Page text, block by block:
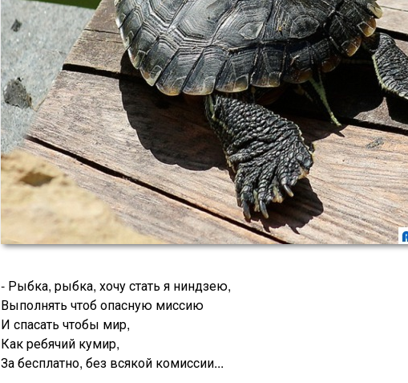
- Рыбка, рыбка, хочу стать я ниндзею,
Выполнять чтоб опасную миссию
И спасать чтобы мир,
Как ребячий кумир,
За бесплатно, без всякой комиссии...